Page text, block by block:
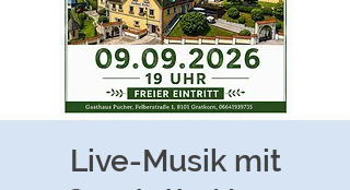
Live-Musik mit